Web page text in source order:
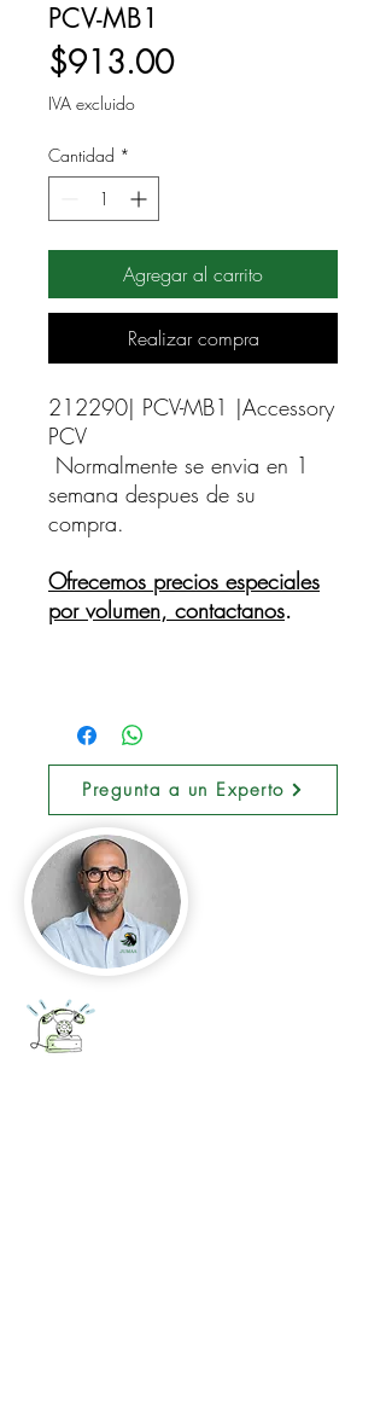
PCV-MB1
$913.00Precio
IVA excluido
Cantidad *
Agregar al carrito
Realizar compra
212290| PCV-MB1 |Accessory
PCV
Normalmente se envia en 1
semana despues de su
compra.
Ofrecemos precios especiales
por volumen, contactanos.
Pregunta a un Experto